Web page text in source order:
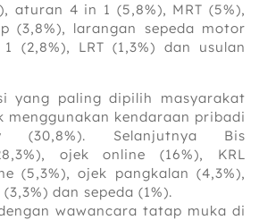
aturan 4 in 1 (5,8%), MRT (5%),
(3,8%), larangan sepeda motor
(2,8%), LRT (1,3%) dan usulan
yang paling dipilih masyarakat
kendaraan pribadi
(30,8%). Selanjutnya Bis
ojek online (16%), KRL
(5,3%), ojek pangkalan (4,3%),
dan sepeda (1%).
wawancara tatap muka di